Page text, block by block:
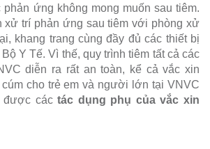
phản ứng không mong muốn sau tiêm.
xử trí phản ứng sau tiêm với phòng xử
khang trang cùng đầy đủ các thiết bị
Y Tế. Vì thế, quy trình tiêm tất cả các
diễn ra rất an toàn, kể cả vắc xin
cho trẻ em và người lớn tại VNVC
được cáctác dụng phụ của vắc xin